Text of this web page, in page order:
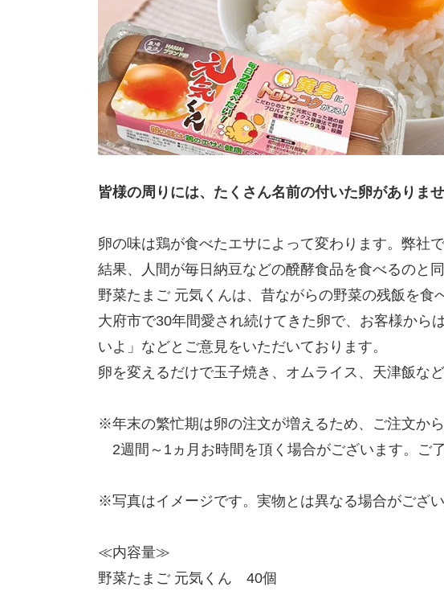
皆様の周りには、たくさん名前の付いた卵がありま
卵の味は鶏が食べたエサによって変わります。弊社
結果、人間が毎日納豆などの醗酵食品を食べるのと
野菜たまご 元気くんは、昔ながらの野菜の残飯を食
大府市で30年間愛され続けてきた卵で、お客様から
いよ」などとご意見をいただいております。
卵を変えるだけで玉子焼き、オムライス、天津飯な
※年末の繁忙期は卵の注文が増えるため、ご注文か
2週間～1ヵ月お時間を頂く場合がございます。ご
※写真はイメージです。実物とは異なる場合がござい
≪内容量≫
野菜たまご 元気くん 40個